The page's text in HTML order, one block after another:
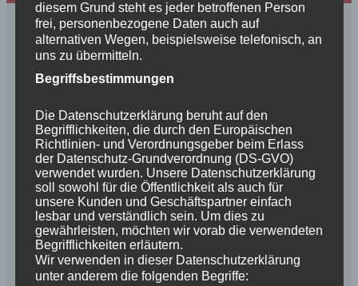
diesem Grund steht es jeder betroffenen Person
frei, personenbezogene Daten auch auf
alternativen Wegen, beispielsweise telefonisch, an
uns zu übermitteln.
Begriffsbestimmungen
Die Datenschutzerklärung beruht auf den
Begrifflichkeiten, die durch den Europäischen
Richtlinien- und Verordnungsgeber beim Erlass
der Datenschutz-Grundverordnung (DS-GVO)
verwendet wurden. Unsere Datenschutzerklärung
soll sowohl für die Öffentlichkeit als auch für
unsere Kunden und Geschäftspartner einfach
lesbar und verständlich sein. Um dies zu
gewährleisten, möchten wir vorab die verwendeten
Begrifflichkeiten erläutern.
Wir verwenden in dieser Datenschutzerklärung
unter anderem die folgenden Begriffe: